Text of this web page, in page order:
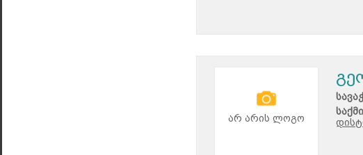
არ არის ლოგო